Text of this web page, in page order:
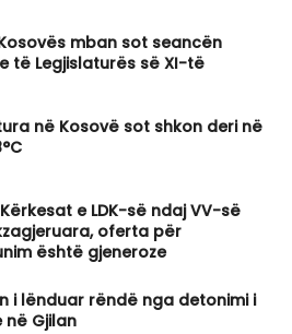
mban sot seancën
të Legjislaturës së XI-të
në Kosovë sot shkon deri në
e LDK-së ndaj VV-së
oferta për
është gjeneroze
i lënduar rëndë nga detonimi i
në Gjilan